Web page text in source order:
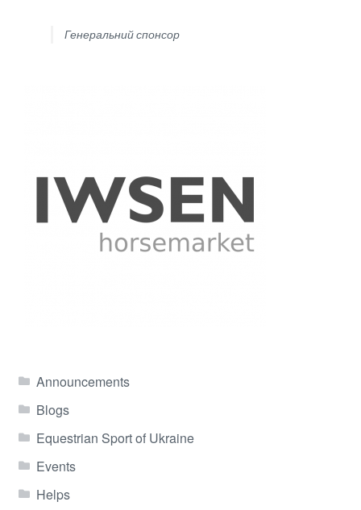
Генеральний спонсор
Announcements
Blogs
Equestrian Sport of Ukraine
Events
Helps